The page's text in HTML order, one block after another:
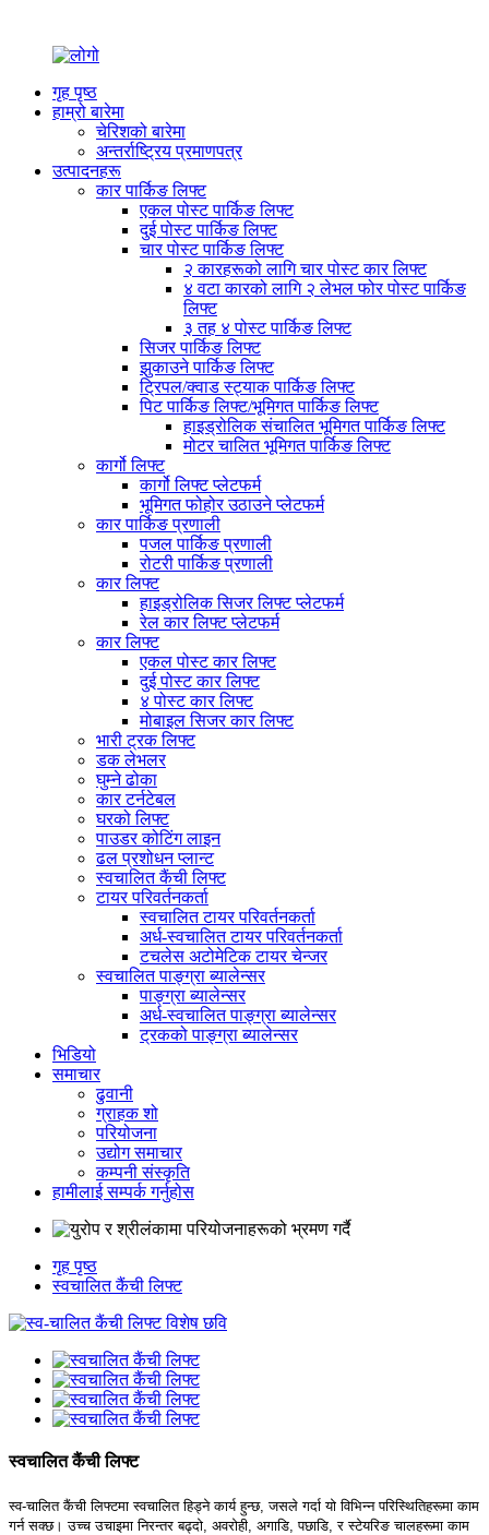
गृह पृष्ठ
हाम्रो बारेमा
चेरिशको बारेमा
अन्तर्राष्ट्रिय प्रमाणपत्र
उत्पादनहरू
कार पार्किङ लिफ्ट
एकल पोस्ट पार्किङ लिफ्ट
दुई पोस्ट पार्किङ लिफ्ट
चार पोस्ट पार्किङ लिफ्ट
२ कारहरूको लागि चार पोस्ट कार लिफ्ट
४ वटा कारको लागि २ लेभल फोर पोस्ट पार्किङ
लिफ्ट
३ तह ४ पोस्ट पार्किङ लिफ्ट
सिजर पार्किङ लिफ्ट
झुकाउने पार्किङ लिफ्ट
ट्रिपल/क्वाड स्ट्याक पार्किङ लिफ्ट
पिट पार्किङ लिफ्ट/भूमिगत पार्किङ लिफ्ट
हाइड्रोलिक संचालित भूमिगत पार्किङ लिफ्ट
मोटर चालित भूमिगत पार्किङ लिफ्ट
कार्गो लिफ्ट
कार्गो लिफ्ट प्लेटफर्म
भूमिगत फोहोर उठाउने प्लेटफर्म
कार पार्किङ प्रणाली
पजल पार्किङ प्रणाली
रोटरी पार्किङ प्रणाली
कार लिफ्ट
हाइड्रोलिक सिजर लिफ्ट प्लेटफर्म
रेल कार लिफ्ट प्लेटफर्म
कार लिफ्ट
एकल पोस्ट कार लिफ्ट
दुई पोस्ट कार लिफ्ट
४ पोस्ट कार लिफ्ट
मोबाइल सिजर कार लिफ्ट
भारी ट्रक लिफ्ट
डक लेभलर
घुम्ने ढोका
कार टर्नटेबल
घरको लिफ्ट
पाउडर कोटिंग लाइन
ढल प्रशोधन प्लान्ट
स्वचालित कैंची लिफ्ट
टायर परिवर्तनकर्ता
स्वचालित टायर परिवर्तनकर्ता
अर्ध-स्वचालित टायर परिवर्तनकर्ता
टचलेस अटोमेटिक टायर चेन्जर
स्वचालित पाङ्ग्रा ब्यालेन्सर
पाङ्ग्रा ब्यालेन्सर
अर्ध-स्वचालित पाङ्ग्रा ब्यालेन्सर
ट्रकको पाङ्ग्रा ब्यालेन्सर
भिडियो
समाचार
ढुवानी
ग्राहक शो
परियोजना
उद्योग समाचार
कम्पनी संस्कृति
हामीलाई सम्पर्क गर्नुहोस
गृह पृष्ठ
स्वचालित कैंची लिफ्ट
स्वचालित कैंची लिफ्ट
स्व-चालित कैंची लिफ्टमा स्वचालित हिड्ने कार्य हुन्छ, जसले गर्दा यो विभिन्न परिस्थितिहरूमा काम
गर्न सक्छ। उच्च उचाइमा निरन्तर बढ्दो, अवरोही, अगाडि, पछाडि, र स्टेयरिङ चालहरूमा काम